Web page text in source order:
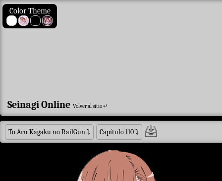
Color Theme
Seinagi Online Volver al sitio ↵
To Aru Kagaku no RailGun⤵ Capítulo 110⤵